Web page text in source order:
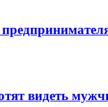
видеть